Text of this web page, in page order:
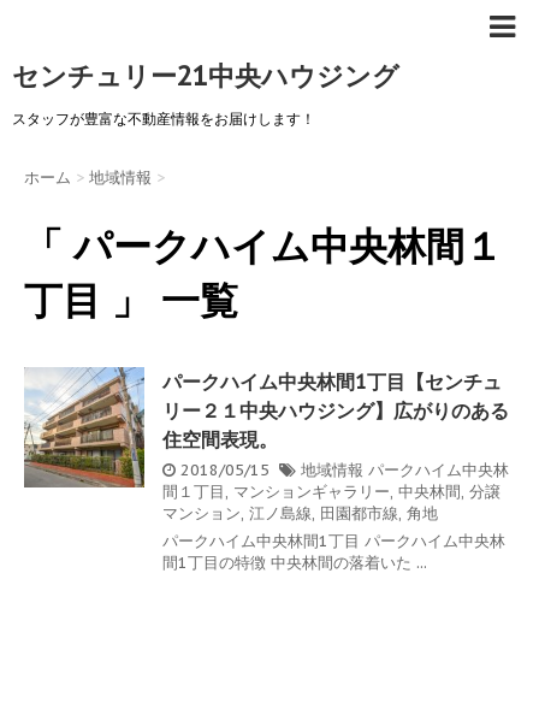
センチュリー21中央ハウジング
スタッフが豊富な不動産情報をお届けします！
ホーム > 地域情報 >
「 パークハイム中央林間１
丁目 」 一覧
パークハイム中央林間1丁目【センチュ
リー２１中央ハウジング】広がりのある
住空間表現。
2018/05/15 地域情報 パークハイム中央林
間１丁目, マンションギャラリー, 中央林間, 分譲
マンション, 江ノ島線, 田園都市線, 角地
パークハイム中央林間1丁目 パークハイム中央林
間1丁目の特徴 中央林間の落着いた ...